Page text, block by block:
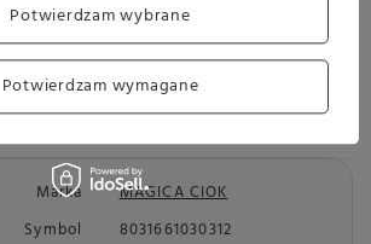
emulgator: lecytyna sojowa, wanilina),
E160a (karoten).
Marka
MAGICA CIOK
Symbol
8031661030312
Potwierdzam wybrane
Potwierdzam wymagane